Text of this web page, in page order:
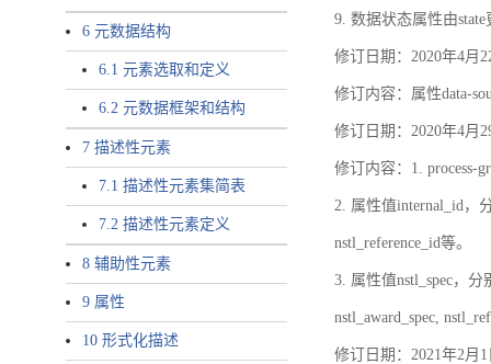
6 元数据结构
6.1 元素选取和定义
6.2 元数据框架和结构
7 描述性元素
7.1 描述性元素集简表
7.2 描述性元素定义
8 辅助性元素
9 属性
10 形式化描述
9. 数据状态属性由state
修订日期：2020年4月
修订内容：属性data-
修订日期：2020年4月
修订内容：1. process-
2. 属性值internal_id，
nstl_reference_id等。
3. 属性值nstl_spec，分
nstl_award_spec,
修订日期：2021年2月1